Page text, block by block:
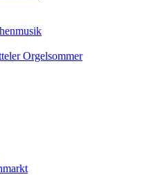
Orgelsommer